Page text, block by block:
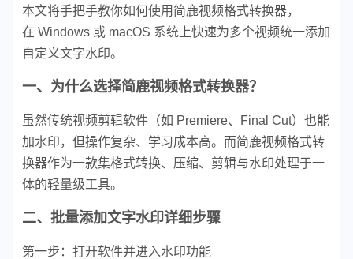
本文将手把手教你如何使用简鹿视频格式转换器，
在 Windows 或 macOS 系统上快速为多个视频统一添加
自定义文字水印。
一、为什么选择简鹿视频格式转换器？
虽然传统视频剪辑软件（如 Premiere、Final Cut）也能
加水印，但操作复杂、学习成本高。而简鹿视频格式转
换器作为一款集格式转换、压缩、剪辑与水印处理于一
体的轻量级工具。
二、批量添加文字水印详细步骤
第一步：打开软件并进入水印功能